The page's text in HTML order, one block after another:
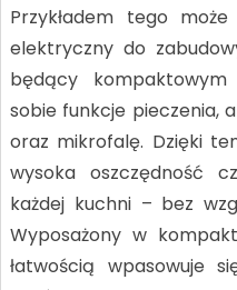
Przykładem tego
elektryczny do
będący
sobie funkcje pieczenia,
oraz mikrofalę. Dzięki
wysoka oszczędność
każdej kuchni – bez
Wyposażony w
łatwością wpasowuje